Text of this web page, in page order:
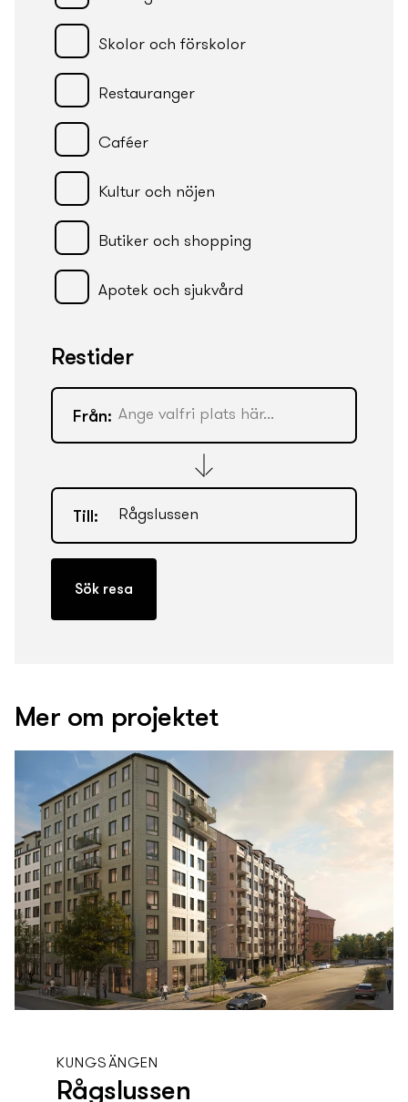
Restider
Från:
Till:
Skolor och förskolor
Restauranger
Caféer
Kultur och nöjen
Butiker och shopping
Apotek och sjukvård
Mer om projektet
KUNGSÄNGEN
Rågslussen